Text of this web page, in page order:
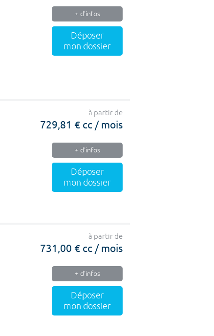
+ d'infos
Déposer
mon dossier
à partir de
729,81 € cc / mois
+ d'infos
Déposer
mon dossier
à partir de
731,00 € cc / mois
+ d'infos
Déposer
mon dossier